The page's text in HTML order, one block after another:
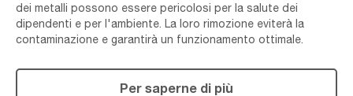
dei metalli possono essere pericolosi per la salute dei
dipendenti e per l'ambiente. La loro rimozione eviterà la
contaminazione e garantirà un funzionamento ottimale.
Per saperne di più